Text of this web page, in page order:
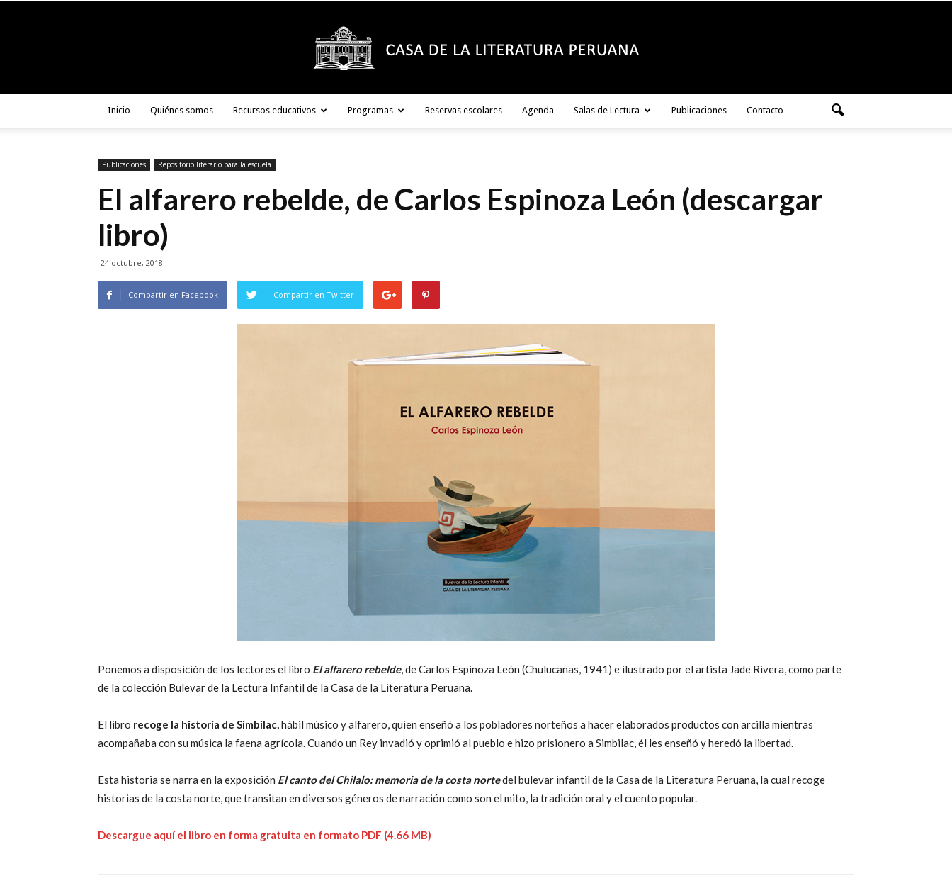
de
Peruana
Inicio Quiénes somos Recursos educativos Programas Reservas escolares Agenda Salas de Lectura Publicaciones Contacto
Publicaciones Repositorio literario para la escuela
El alfarero rebelde, de Carlos Espinoza León (descargar
libro)
24 octubre, 2018
Compartir en Facebook Compartir en Twitter
Ponemos a disposición de los lectores el libro El alfarero rebelde, de Carlos Espinoza León (Chulucanas, 1941) e ilustrado por el artista Jade Rivera, como parte
de la colección Bulevar de la Lectura Infantil de la Casa de la Literatura Peruana.
El libro recoge la historia de Simbilac,hábil músico y alfarero, quien enseñó a los pobladores norteños a hacer elaborados productos con arcilla mientras
acompañaba con su música la faena agrícola. Cuando un Rey invadió y oprimió al pueblo e hizo prisionero a Simbilac, él les enseñó y heredó la libertad.
Esta historia se narra en la exposición El canto del Chilalo: memoria de la costa nortedel bulevar infantil de la Casa de la Literatura Peruana, la cual recoge
historias de la costa norte, que transitan en diversos géneros de narración como son el mito, la tradición oral y el cuento popular.
Descargue aquí el libro en forma gratuita en formato PDF (4.66 MB)